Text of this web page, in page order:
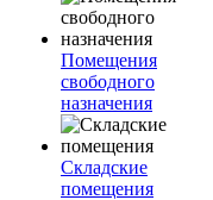
Помещения
свободного
назначения
Складские
помещения